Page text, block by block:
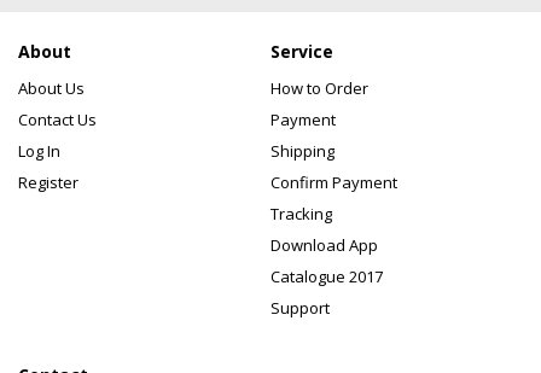
About
About Us
Contact Us
Log In
Register
Service
How to Order
Payment
Shipping
Confirm Payment
Tracking
Download App
Catalogue 2017
Support